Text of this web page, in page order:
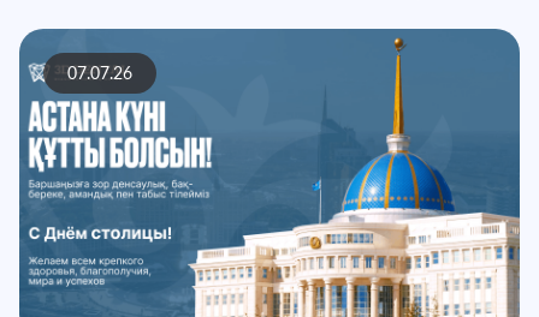
07.07.26